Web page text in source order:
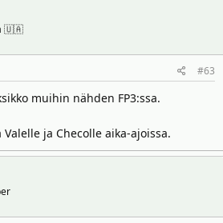
🇺🇦
#63
muihin nähden FP3:ssa.
ja Checolle aika-ajoissa.